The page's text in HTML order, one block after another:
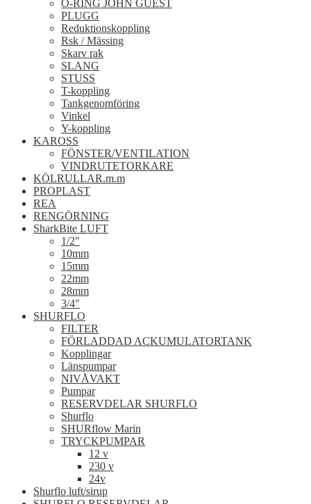
O-RING JOHN GUEST
PLUGG
Reduktionskoppling
Rsk / Mässing
Skarv rak
SLANG
STUSS
T-koppling
Tankgenomföring
Vinkel
Y-koppling
KAROSS
FÖNSTER/VENTILATION
VINDRUTETORKARE
KÖLRULLAR.m.m
PROPLAST
REA
RENGÖRNING
SharkBite LUFT
1/2"
10mm
15mm
22mm
28mm
3/4"
SHURFLO
FILTER
FÖRLADDAD ACKUMULATORTANK
Kopplingar
Länspumpar
NIVÅVAKT
Pumpar
RESERVDELAR SHURFLO
Shurflo
SHURflow Marin
TRYCKPUMPAR
12 v
230 v
24v
Shurflo luft/sirup